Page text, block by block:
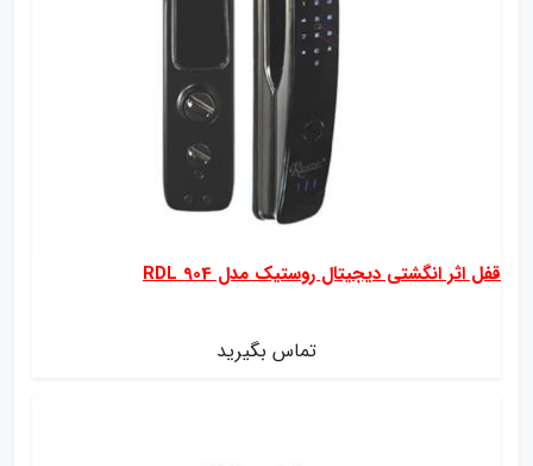
قفل اثر انگشتی دیجیتال روستیک مدل RDL 904
تماس بگیرید